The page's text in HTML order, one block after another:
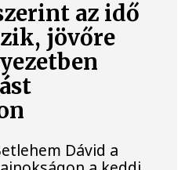
az idő
jövőre
Dávid a